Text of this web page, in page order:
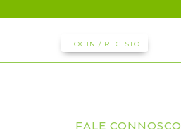
LOGIN / REGISTO
FALE CONNOSCO